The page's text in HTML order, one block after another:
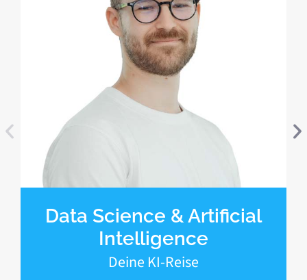
Data Science & Artificial
Intelligence
Deine KI-Reise